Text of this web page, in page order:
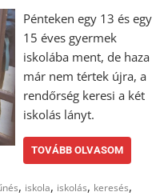
Pénteken egy 13 és egy
15 éves gyermek
iskolába ment, de haza
már nem tértek újra, a
rendőrség keresi a két
iskolás lányt.
TOVÁBB OLVASOM
, iskola, iskolás, keresés,